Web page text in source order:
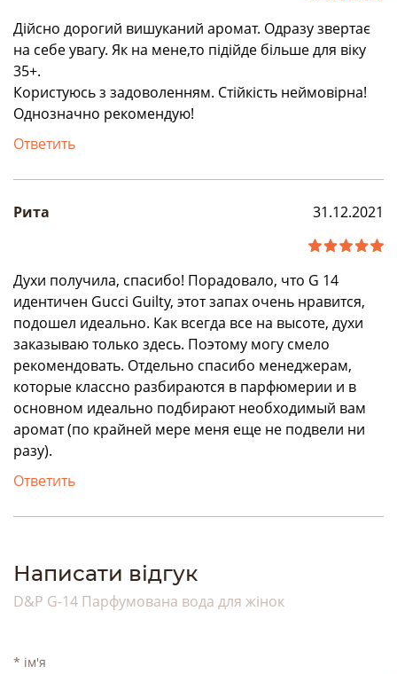
Дійсно дорогий вишуканий аромат. Одразу звертає
на себе увагу. Як на мене,то підійде більше для віку
35+.
Користуюсь з задоволенням. Стійкість неймовірна!
Однозначно рекомендую!
Ответить
Рита 31.12.2021
Духи получила, спасибо! Порадовало, что G 14
идентичен Gucci Guilty, этот запах очень нравится,
подошел идеально. Как всегда все на высоте, духи
заказываю только здесь. Поэтому могу смело
рекомендовать. Отдельно спасибо менеджерам,
которые классно разбираются в парфюмерии и в
основном идеально подбирают необходимый вам
аромат (по крайней мере меня еще не подвели ни
разу).
Ответить
Написати відгук
D&P G-14 Парфумована вода для жінок
* ім'я